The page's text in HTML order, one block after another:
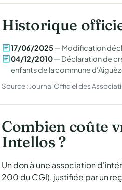
Historique
17/06/2025— Modification
04/12/2010— Déclaration de
enfants de la commune
Source : Journal Officiel des
Combien coûte
Intellos ?
Un don à une association
200 du CGI), justifiée par un